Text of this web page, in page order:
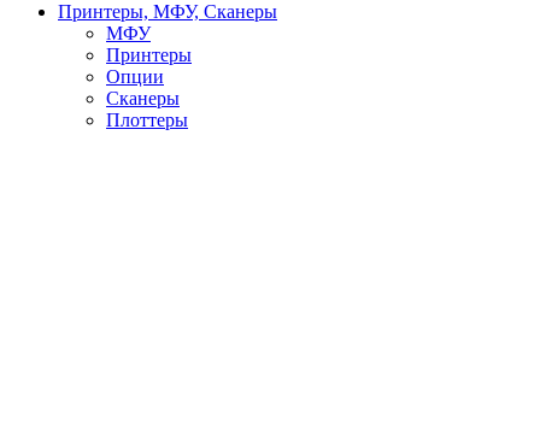
Принтеры, МФУ, Сканеры
МФУ
Принтеры
Опции
Сканеры
Плоттеры